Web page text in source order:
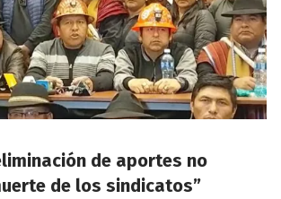
de aportes no
de los sindicatos”